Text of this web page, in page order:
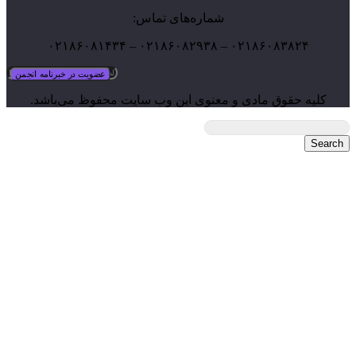
شماره‌های تماس:
۰۲۱۸۶۰۸۳۸۲۴ – ۰۲۱۸۶۰۸۲۹۳۸ – ۰۲۱۸۶۰۸۱۴۳۴
حقوق مادی و معنوی این وب سایت محفوظ می‌باشد.